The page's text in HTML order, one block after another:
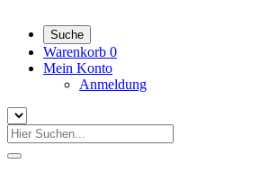
Suche
Warenkorb 0
Mein Konto
Anmeldung